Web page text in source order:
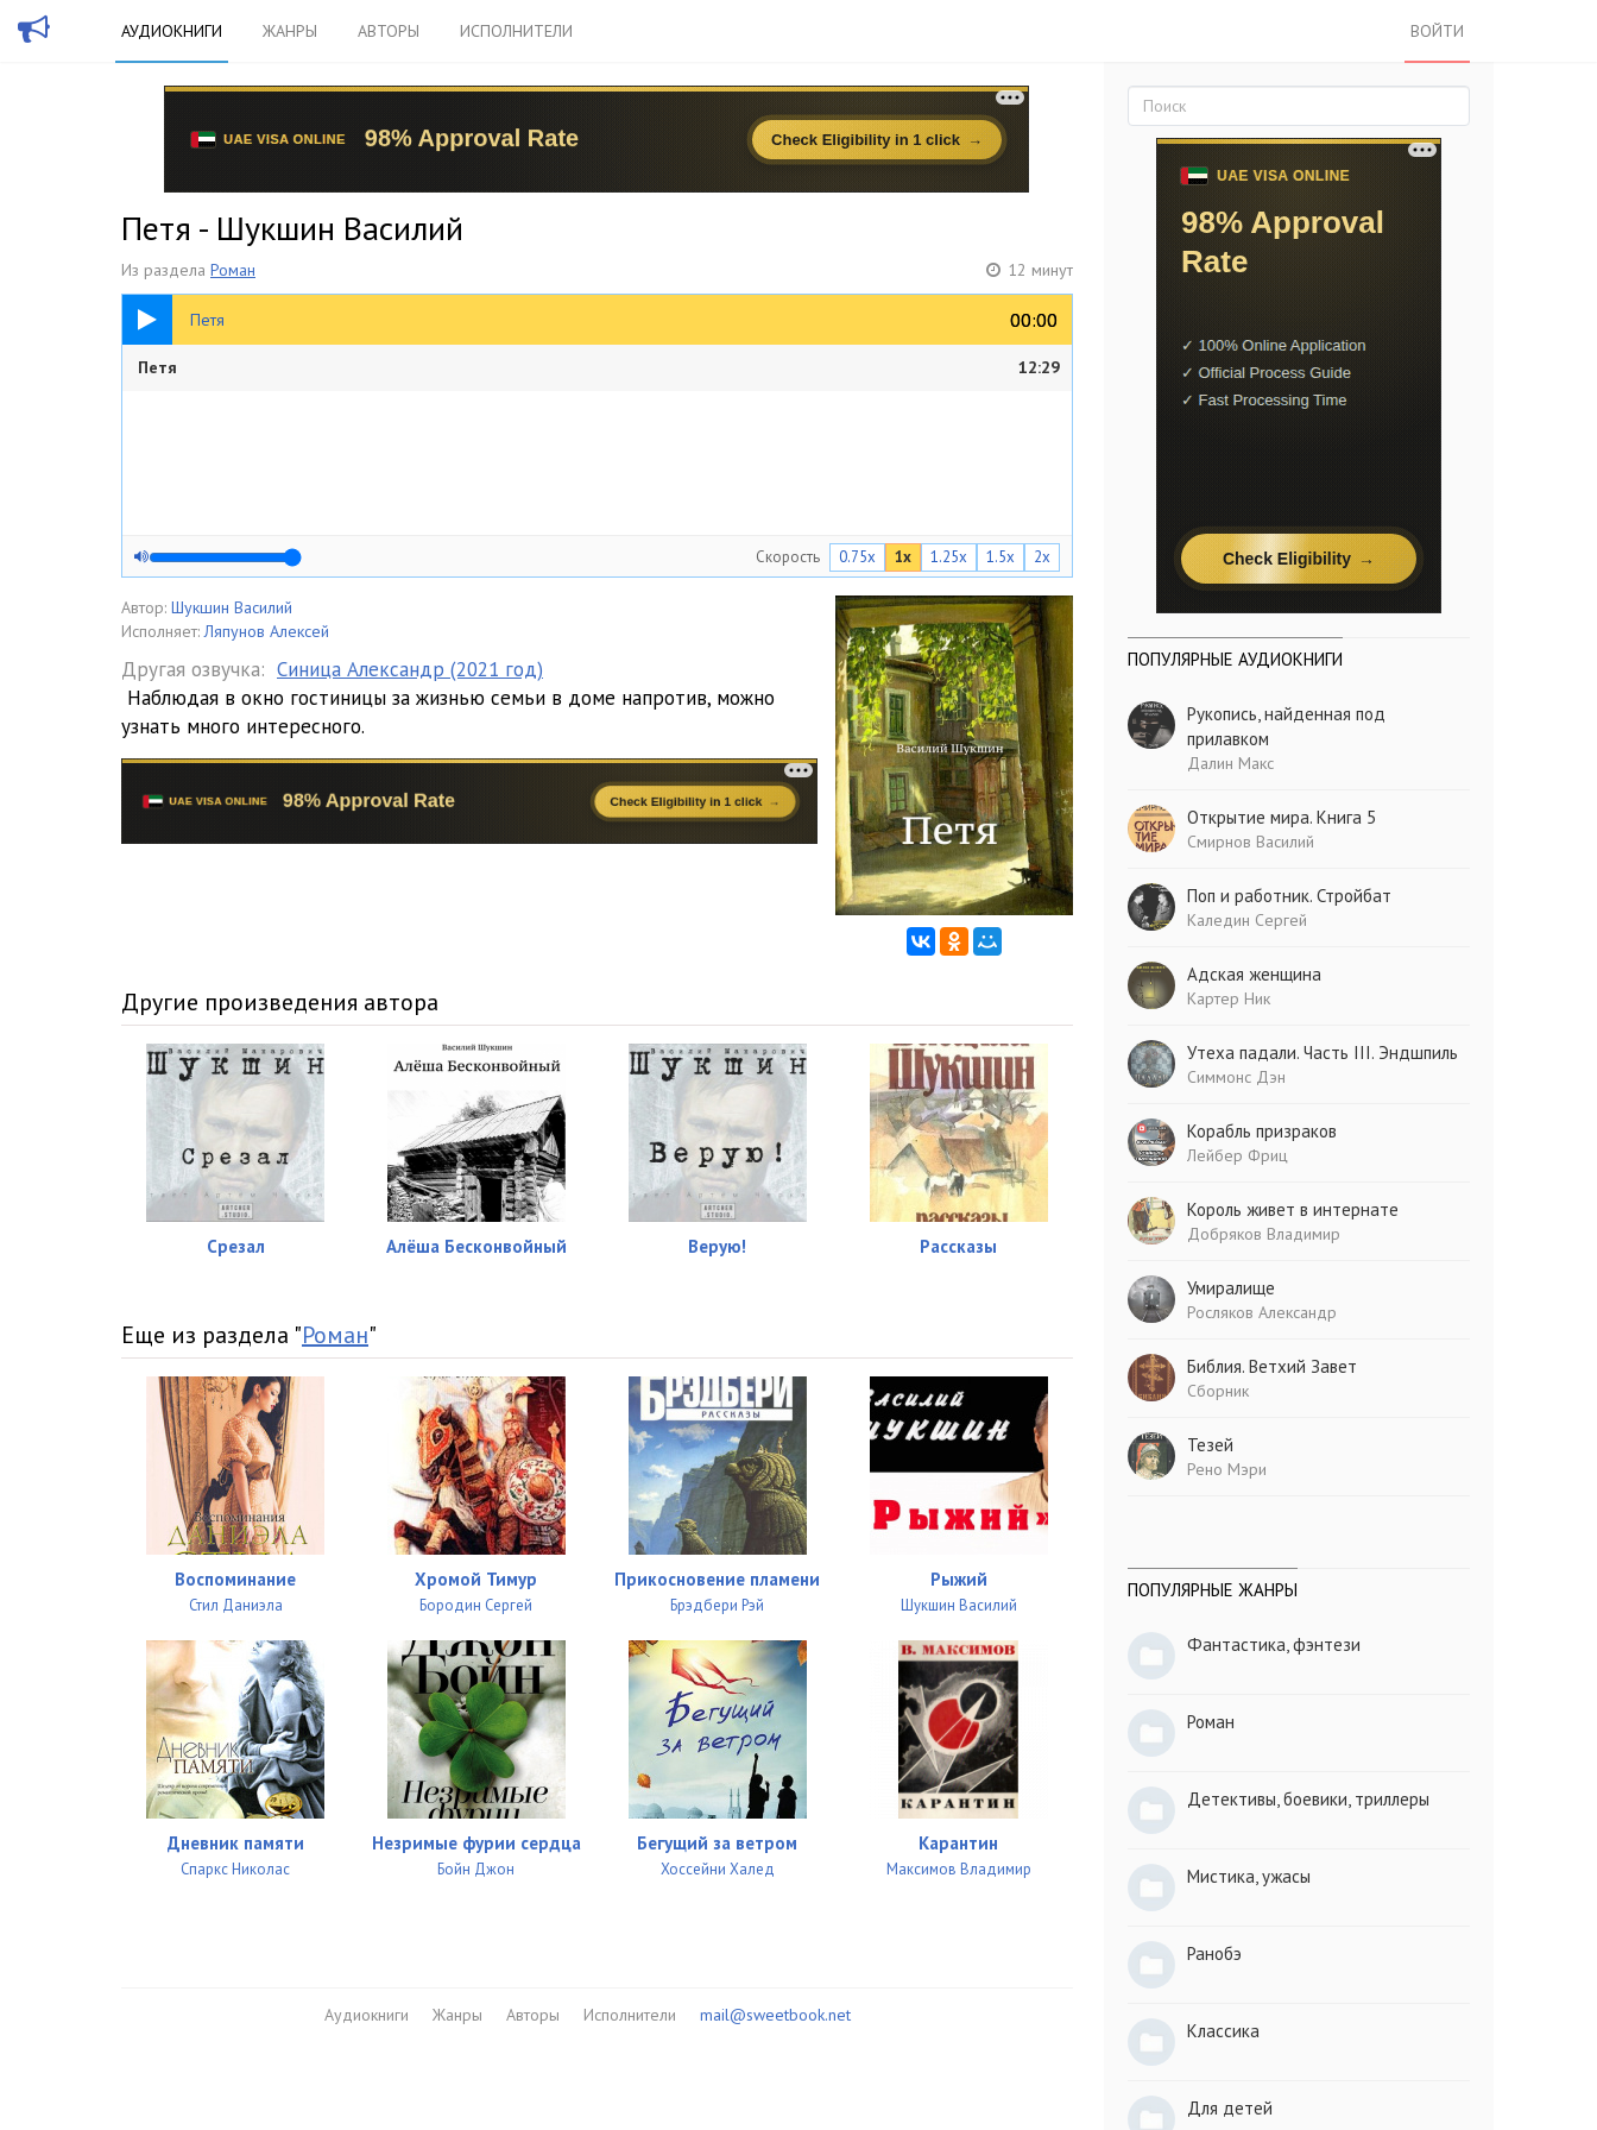
АУДИОКНИГИ ЖАНРЫ АВТОРЫ ИСПОЛНИТЕЛИ ВОЙТИ
Петя - Шукшин Василий
Из раздела Роман 12 минут
Петя 00:00
00:00
12:29
Петя 12:29
Скорость 0.75x 1x 1.25x 1.5x 2x
Автор: Шукшин Василий
Исполняет: Ляпунов Алексей
Другая озвучка: Синица Александр (2021 год)
Наблюдая в окно гостиницы за жизнью семьи в доме напротив, можно
узнать много интересного.
Другие произведения автора
Срезал Алёша Бесконвойный Верую! Рассказы
Еще из раздела "Роман"
Воспоминание
Стил Даниэла
Хромой Тимур
Бородин Сергей
Прикосновение пламени
Брэдбери Рэй
Рыжий
Шукшин Василий
Дневник памяти
Спаркс Николас
Незримые фурии сердца
Бойн Джон
Бегущий за ветром
Хоссейни Халед
Карантин
Максимов Владимир
Аудиокниги Жанры Авторы Исполнители mail@sweetbook.net
ПОПУЛЯРНЫЕ АУДИОКНИГИ
Рукопись, найденная под
прилавком
Далин Макс
Открытие мира. Книга 5
Смирнов Василий
Поп и работник. Стройбат
Каледин Сергей
Адская женщина
Картер Ник
Утеха падали. Часть III. Эндшпиль
Симмонс Дэн
Корабль призраков
Лейбер Фриц
Король живет в интернате
Добряков Владимир
Умиралище
Росляков Александр
Библия. Ветхий Завет
Сборник
Тезей
Рено Мэри
ПОПУЛЯРНЫЕ ЖАНРЫ
Фантастика, фэнтези
Роман
Детективы, боевики, триллеры
Мистика, ужасы
Ранобэ
Классика
Для детей